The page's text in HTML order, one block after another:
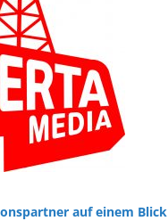
auf einem Blick